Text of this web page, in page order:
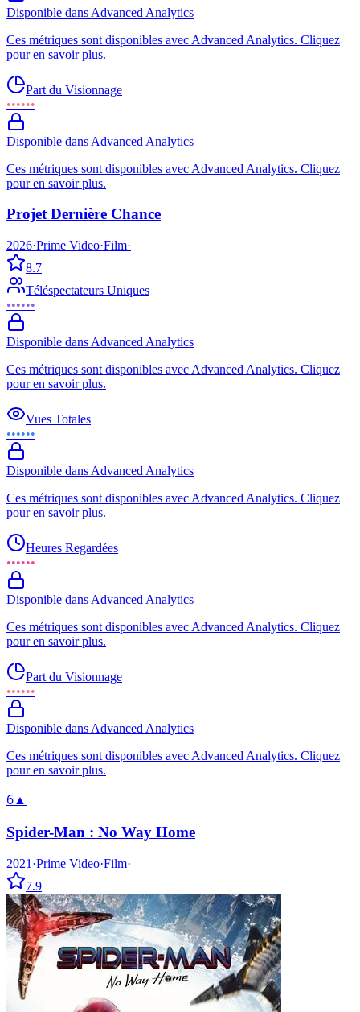
Disponible dans Advanced Analytics
Ces métriques sont disponibles avec Advanced Analytics. Cliquez
pour en savoir plus.
Part du Visionnage
••••••
Disponible dans Advanced Analytics
Ces métriques sont disponibles avec Advanced Analytics. Cliquez
pour en savoir plus.
Projet Dernière Chance
2026·Prime Video·Film·
8.7
Téléspectateurs Uniques
••••••
Disponible dans Advanced Analytics
Ces métriques sont disponibles avec Advanced Analytics. Cliquez
pour en savoir plus.
Vues Totales
••••••
Disponible dans Advanced Analytics
Ces métriques sont disponibles avec Advanced Analytics. Cliquez
pour en savoir plus.
Heures Regardées
••••••
Disponible dans Advanced Analytics
Ces métriques sont disponibles avec Advanced Analytics. Cliquez
pour en savoir plus.
Part du Visionnage
••••••
Disponible dans Advanced Analytics
Ces métriques sont disponibles avec Advanced Analytics. Cliquez
pour en savoir plus.
6 ▲
Spider-Man : No Way Home
2021 ·Prime Video·Film·
7.9